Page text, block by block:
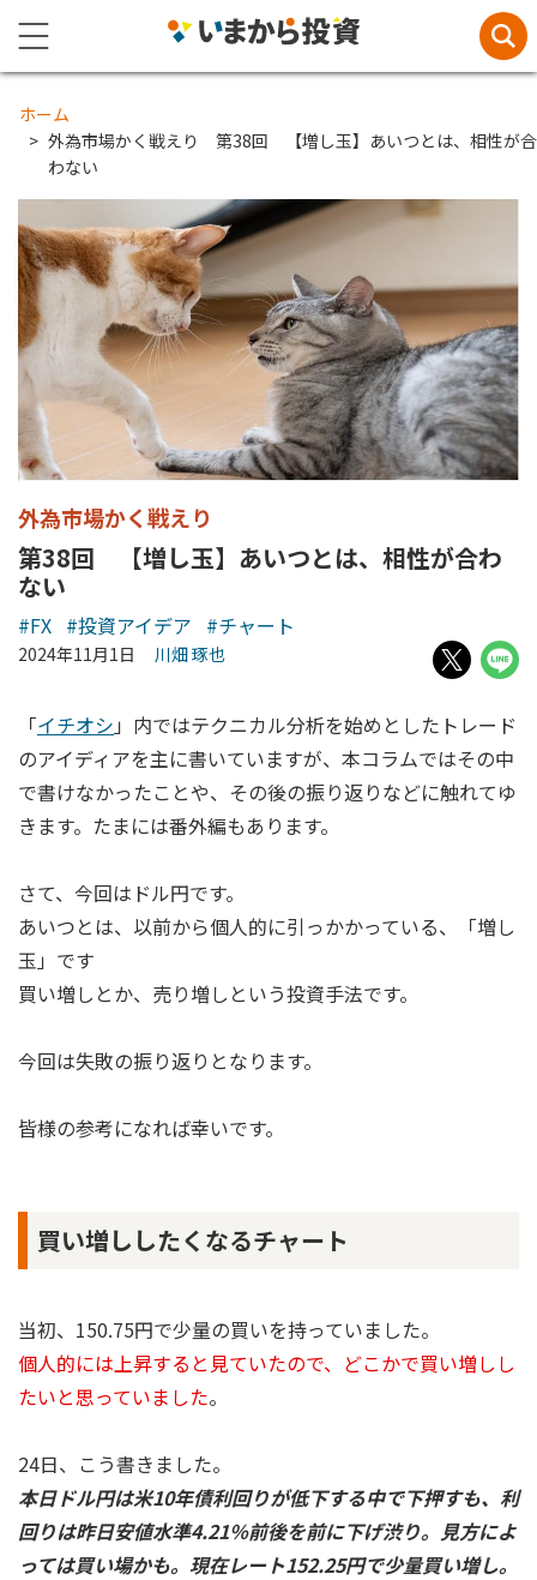
ホーム
外為市場かく戦えり 第38回 【増し玉】あいつとは、相性が合
わない
外為市場かく戦えり
第38回 【増し玉】あいつとは、相性が合わ
ない
#FX #投資アイデア #チャート
2024年11月1日 川畑 琢也
「イチオシ 」内ではテクニカル分析を始めとしたトレード
のアイディアを主に書いていますが、本コラムではその中
で書けなかったことや、その後の振り返りなどに触れてゆ
きます。たまには番外編もあります。
さて、今回はドル円です。
あいつとは、以前から個人的に引っかかっている、「増し
玉」です
買い増しとか、売り増しという投資手法です。
今回は失敗の振り返りとなります。
皆様の参考になれば幸いです。
買い増ししたくなるチャート
当初、150.75円で少量の買いを持っていました。
個人的には上昇すると見ていたので、どこかで買い増しし
たいと思っていました。
24日、こう書きました。
本日ドル円は米10年債利回りが低下する中で下押すも、利
回りは昨日安値水準4.21％前後を前に下げ渋り。見方によ
っては買い場かも。現在レート152.25円で少量買い増し。